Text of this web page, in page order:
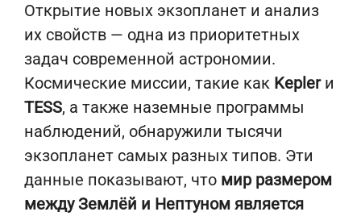
Открытие новых экзопланет и анализ
их свойств — одна из приоритетных
задач современной астрономии.
Космические миссии, такие как Keplerи
TESS, а также наземные программы
наблюдений, обнаружили тысячи
экзопланет самых разных типов. Эти
данные показывают, что мир размером
между Землёй и Нептуном является